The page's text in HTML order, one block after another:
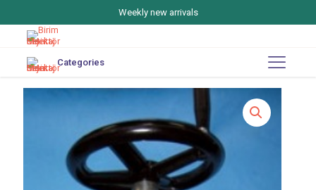
Weekly new arrivals
Categories